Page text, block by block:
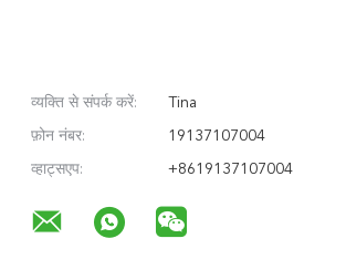
व्यक्ति से संपर्क करें: Tina
फ़ोन नंबर: 19137107004
व्हाट्सएप: +8619137107004